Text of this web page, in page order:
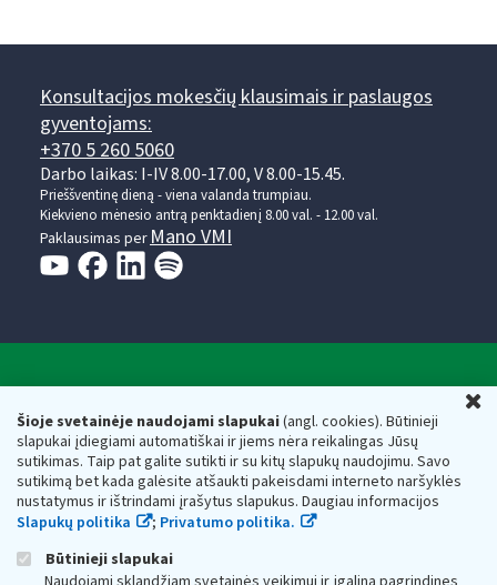
Šioje svetainėje naudojami slapukai(angl. cookies). Būtinieji
slapukai įdiegiami automatiškai ir jiems nėra reikalingas Jūsų
sutikimas. Taip pat galite sutikti ir su kitų slapukų naudojimu. Savo
sutikimą bet kada galėsite atšaukti pakeisdami interneto naršyklės
nustatymus ir ištrindami įrašytus slapukus. Daugiau informacijos
Slapukų politika
; Privatumo politika.
Būtinieji slapukai
Konsultacijos mokesčių klausimais ir paslaugos
gyventojams:
+370 5 260 5060
Darbo laikas: I-IV 8.00-17.00, V 8.00-15.45.
Prieššventinę dieną - viena valanda trumpiau.
Kiekvieno mėnesio antrą penktadienį 8.00 val. - 12.00 val.
Paklausimas per Mano VMI
Respublikos finansų ministerijos
Biudžetinė įstaiga. Juridinio asmens kodas — 188659752,
adresas: Vasario 16-osios g. 14, 01107 Vilnius, Lietuva, el.paštas:
vmi@vmi.lt, E. pristatymo dėžutės adresas 188659752
Duomenys apie Valstybinę mokesčių inspekciją prie Lietuvos
Respublikos finansų ministerijos kaupiami ir saugomi Juridinių